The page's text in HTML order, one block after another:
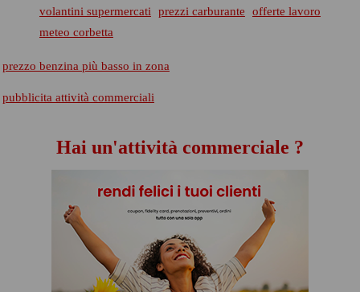
volantini supermercati prezzi carburante
offerte lavoro
meteo corbetta
prezzo benzina più basso in zona
pubblicita attività commerciali
Hai un'attività commerciale ?